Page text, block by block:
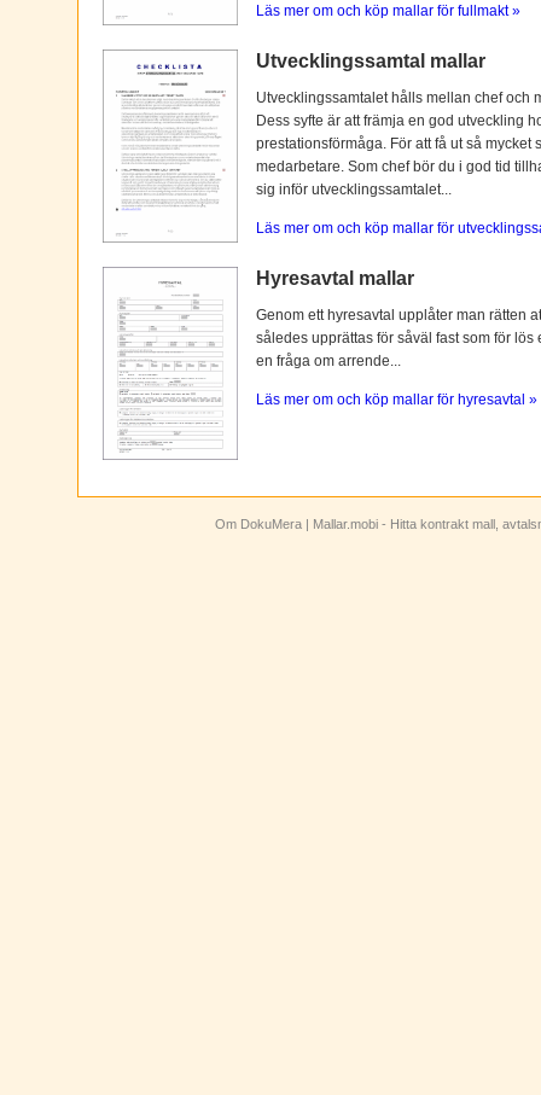
Läs mer om och köp mallar för fullmakt »
Utvecklingssamtal mallar
Utvecklingssamtalet hålls mellan chef och
Dess syfte är att främja en god utveckling
prestationsförmåga. För att få ut så
medarbetare. Som chef bör du i god tid
sig inför utvecklingssamtalet...
Läs mer om och köp mallar för
Hyresavtal mallar
Genom ett hyresavtal upplåter man rätten
således upprättas för såväl fast som för
en fråga om arrende...
Läs mer om och köp mallar för hyresavtal »
Om DokuMera | Mallar.mobi - Hitta kontrakt mall,